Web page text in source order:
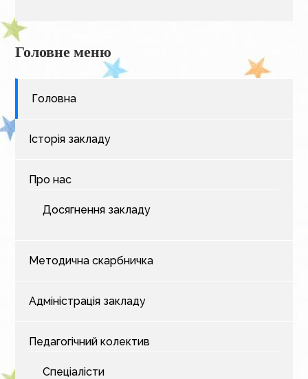
Головне меню
Головна
Історія закладу
Про нас
Досягнення закладу
Методична скарбничка
Адміністрація закладу
Педагогічний колектив
Спеціалісти